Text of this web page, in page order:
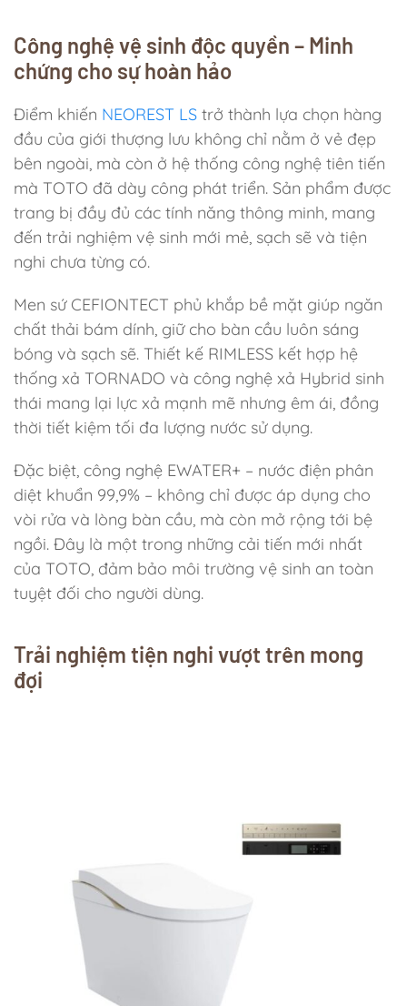
Công nghệ vệ sinh độc quyền – Minh
chứng cho sự hoàn hảo
Điểm khiến NEOREST LS trở thành lựa chọn hàng
đầu của giới thượng lưu không chỉ nằm ở vẻ đẹp
bên ngoài, mà còn ở hệ thống công nghệ tiên tiến
mà TOTO đã dày công phát triển. Sản phẩm được
trang bị đầy đủ các tính năng thông minh, mang
đến trải nghiệm vệ sinh mới mẻ, sạch sẽ và tiện
nghi chưa từng có.
Men sứ CEFIONTECT phủ khắp bề mặt giúp ngăn
chất thải bám dính, giữ cho bàn cầu luôn sáng
bóng và sạch sẽ. Thiết kế RIMLESS kết hợp hệ
thống xả TORNADO và công nghệ xả Hybrid sinh
thái mang lại lực xả mạnh mẽ nhưng êm ái, đồng
thời tiết kiệm tối đa lượng nước sử dụng.
Đặc biệt, công nghệ EWATER+ – nước điện phân
diệt khuẩn 99,9% – không chỉ được áp dụng cho
vòi rửa và lòng bàn cầu, mà còn mở rộng tới bệ
ngồi. Đây là một trong những cải tiến mới nhất
của TOTO, đảm bảo môi trường vệ sinh an toàn
tuyệt đối cho người dùng.
Trải nghiệm tiện nghi vượt trên mong
đợi